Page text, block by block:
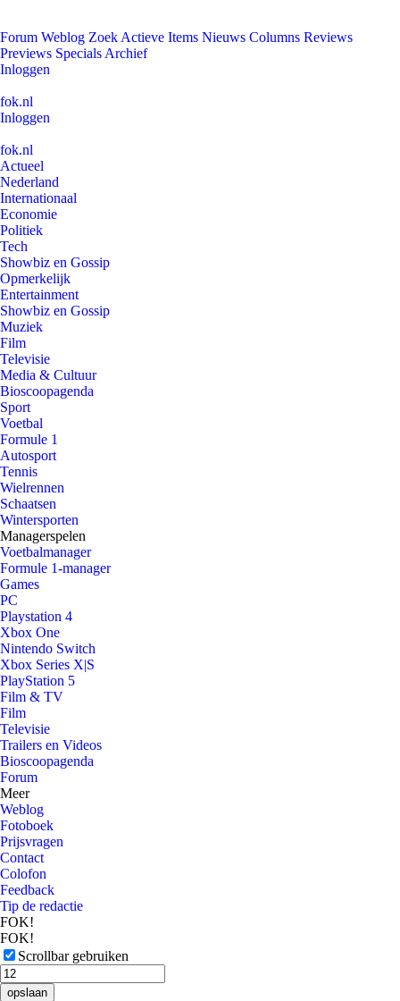
Forum Weblog Zoek Actieve Items Nieuws Columns Reviews
Previews Specials Archief
Inloggen
fok.nl
Inloggen
fok.nl
Actueel
Nederland
Internationaal
Economie
Politiek
Tech
Showbiz en Gossip
Opmerkelijk
Entertainment
Showbiz en Gossip
Muziek
Film
Televisie
Media & Cultuur
Bioscoopagenda
Sport
Voetbal
Formule 1
Autosport
Tennis
Wielrennen
Schaatsen
Wintersporten
Managerspelen
Voetbalmanager
Formule 1-manager
Games
PC
Playstation 4
Xbox One
Nintendo Switch
Xbox Series X|S
PlayStation 5
Film & TV
Film
Televisie
Trailers en Videos
Bioscoopagenda
Forum
Meer
Weblog
Fotoboek
Prijsvragen
Contact
Colofon
Feedback
Tip de redactie
FOK!
FOK!
Scrollbar gebruiken
opslaan